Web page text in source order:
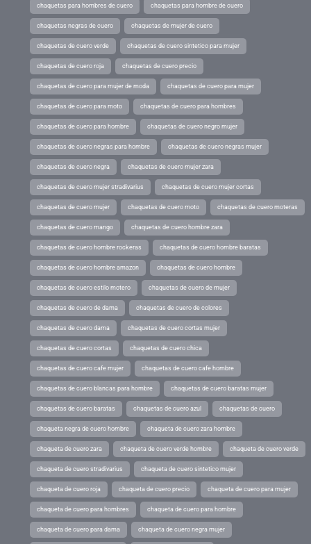
chaquetas para hombres de cuero chaquetas para hombre de cuero
chaquetas negras de cuero chaquetas de mujer de cuero
chaquetas de cuero verde chaquetas de cuero sintetico para mujer
chaquetas de cuero roja chaquetas de cuero precio
chaquetas de cuero para mujer de moda chaquetas de cuero para mujer
chaquetas de cuero para moto chaquetas de cuero para hombres
chaquetas de cuero para hombre chaquetas de cuero negro mujer
chaquetas de cuero negras para hombre chaquetas de cuero negras mujer
chaquetas de cuero negra chaquetas de cuero mujer zara
chaquetas de cuero mujer stradivarius chaquetas de cuero mujer cortas
chaquetas de cuero mujer chaquetas de cuero moto chaquetas de cuero moteras
chaquetas de cuero mango chaquetas de cuero hombre zara
chaquetas de cuero hombre rockeras chaquetas de cuero hombre baratas
chaquetas de cuero hombre amazon chaquetas de cuero hombre
chaquetas de cuero estilo motero chaquetas de cuero de mujer
chaquetas de cuero de dama chaquetas de cuero de colores
chaquetas de cuero dama chaquetas de cuero cortas mujer
chaquetas de cuero cortas chaquetas de cuero chica
chaquetas de cuero cafe mujer chaquetas de cuero cafe hombre
chaquetas de cuero blancas para hombre chaquetas de cuero baratas mujer
chaquetas de cuero baratas chaquetas de cuero azul chaquetas de cuero
chaqueta negra de cuero hombre chaqueta de cuero zara hombre
chaqueta de cuero zara chaqueta de cuero verde hombre chaqueta de cuero verde
chaqueta de cuero stradivarius chaqueta de cuero sintetico mujer
chaqueta de cuero roja chaqueta de cuero precio chaqueta de cuero para mujer
chaqueta de cuero para hombres chaqueta de cuero para hombre
chaqueta de cuero para dama chaqueta de cuero negra mujer